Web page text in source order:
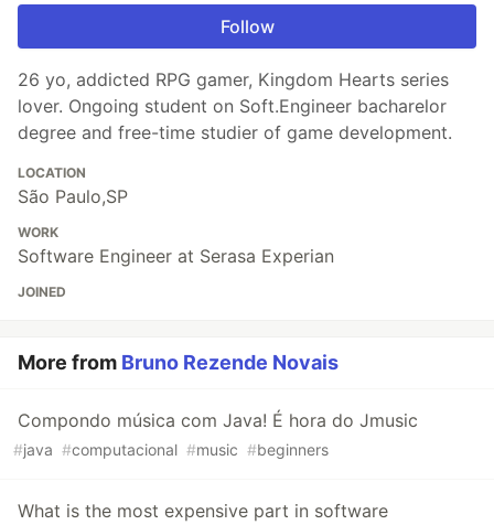
Follow
26 yo, addicted RPG gamer, Kingdom Hearts series
lover. Ongoing student on Soft.Engineer bacharelor
degree and free-time studier of game development.
LOCATION
São Paulo,SP
WORK
Software Engineer at Serasa Experian
JOINED
More from Bruno Rezende Novais
Compondo música com Java! É hora do Jmusic
#java #computacional #music #beginners
What is the most expensive part in software